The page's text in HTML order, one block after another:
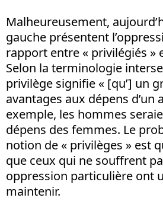
Malheureusement,
gauche présentent
rapport entre « privilégiés »
Selon la terminologie
privilège signifie « [qu’] un
avantages aux dépens d’un
exemple, les hommes
dépens des femmes. Le
notion de « privilèges » est
que ceux qui ne souffrent
oppression particulière ont
maintenir.